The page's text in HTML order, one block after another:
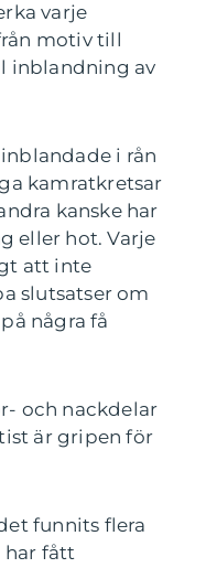
varje
motiv till
inblandning av
i rån
kamratkretsar
kanske har
eller hot. Varje
att inte
slutsatser om
några få
och nackdelar
är gripen för
funnits flera
har fått